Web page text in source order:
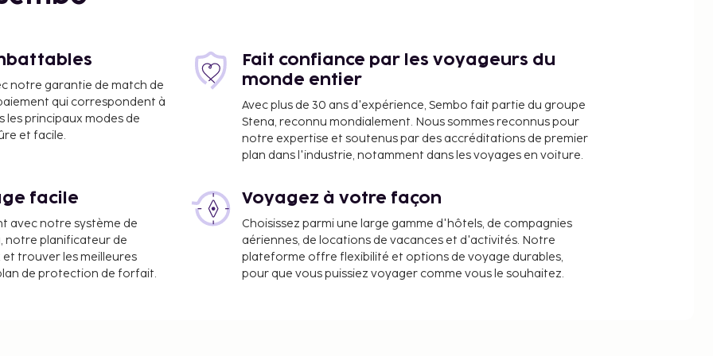
de nettoyage à
une consigne à
l'enceinte de
et services qui
notre garantie de match de
qui correspondent à
les principaux modes de
et facile.
Fait confiance par les voyageurs du
monde entier
Avec plus de 30 ans d'expérience, Sembo fait partie du groupe
Stena, reconnu mondialement. Nous sommes reconnus pour
notre expertise et soutenus par des accréditations de premier
plan dans l'industrie, notamment dans les voyages en voiture.
facile
avec notre système de
notre planificateur de
trouver les meilleures
de protection de forfait.
Voyagez à votre façon
Choisissez parmi une large gamme d'hôtels, de compagnies
aériennes, de locations de vacances et d'activités. Notre
plateforme offre flexibilité et options de voyage durables,
pour que vous puissiez voyager comme vous le souhaitez.